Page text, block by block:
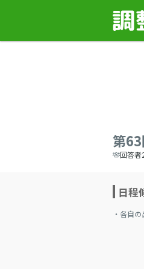
第
回答者
日程
・各自